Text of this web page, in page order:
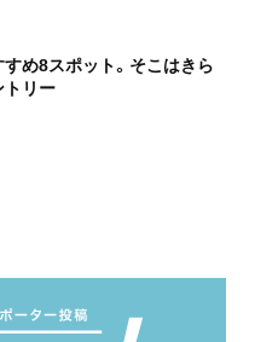
め8スポット。そこはきら
リー